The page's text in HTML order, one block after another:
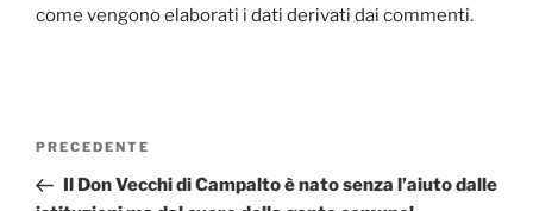
come vengono elaborati i dati derivati dai commenti.
Navigazione
Articolo
precedente:
PRECEDENTE
Il Don Vecchi di Campalto è nato senza l’aiuto dalle